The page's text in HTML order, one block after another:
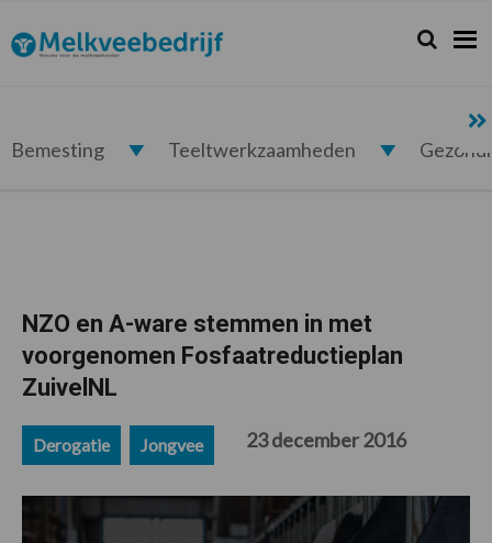
de
hoofdnavigatie
de
hoofd
de
eerste
de
voettekst
Melkveebedrijf.nl Zoeken...
Zoek
Bemesting Teeltwerkzaamheden
NZO en A-ware stemmen in met
voorgenomen Fosfaatreductieplan
ZuivelNL
Derogatie Jongvee 23 december 2016